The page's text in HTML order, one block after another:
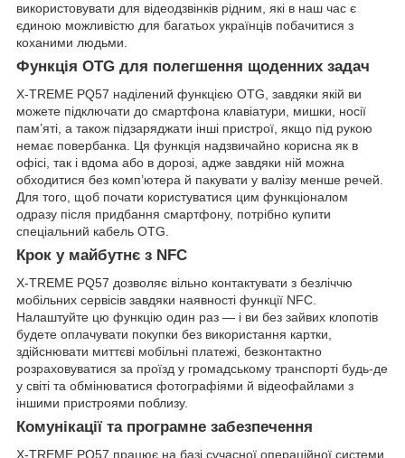
використовувати для відеодзвінків рідним, які в наш час є
єдиною можливістю для багатьох українців побачитися з
коханими людьми.
Функція OTG для полегшення щоденних задач
X-TREME PQ57 наділений функцією OTG, завдяки якій ви
можете підключати до смартфона клавіатури, мишки, носії
пам’яті, а також підзаряджати інші пристрої, якщо під рукою
немає повербанка. Ця функція надзвичайно корисна як в
офісі, так і вдома або в дорозі, адже завдяки ній можна
обходитися без комп’ютера й пакувати у валізу менше речей.
Для того, щоб почати користуватися цим функціоналом
одразу після придбання смартфону, потрібно купити
спеціальний кабель OTG.
Крок у майбутнє з NFC
X-TREME PQ57 дозволяє вільно контактувати з безліччю
мобільних сервісів завдяки наявності функції NFC.
Налаштуйте цю функцію один раз — і ви без зайвих клопотів
будете оплачувати покупки без використання картки,
здійснювати миттєві мобільні платежі, безконтактно
розраховуватися за проїзд у громадському транспорті будь-де
у світі та обмінюватися фотографіями й відеофайлами з
іншими пристроями поблизу.
Комунікації та програмне забезпечення
X-TREME PQ57 працює на базі сучасної операційної системи